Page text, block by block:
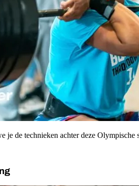
je de technieken achter deze Olympische